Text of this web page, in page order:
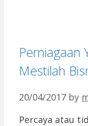
Perniagaan
Mestilah
20/04/2017 by
Percaya atau